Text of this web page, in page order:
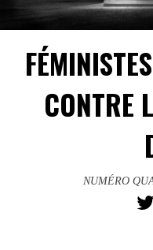
CONTRE
NUMÉRO